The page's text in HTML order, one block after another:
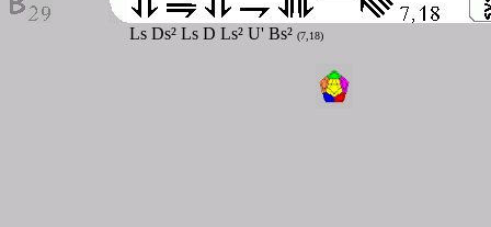
Ls Ds² Ls D Ls² U' Bs² (7,18)